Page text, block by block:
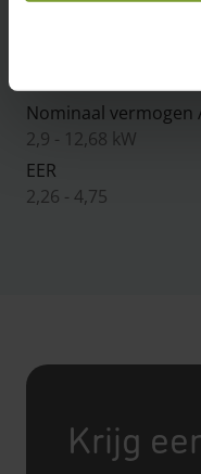
Nominaal vermogen
2,9 - 12,68 kW
EER
2,26 - 4,75
Krijg